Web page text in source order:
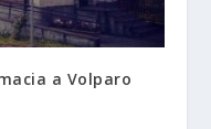
a Volparo